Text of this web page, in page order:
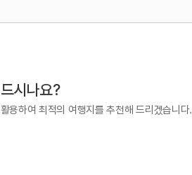
시나요?
용하여 최적의 여행지를 추천해 드리겠습니다.